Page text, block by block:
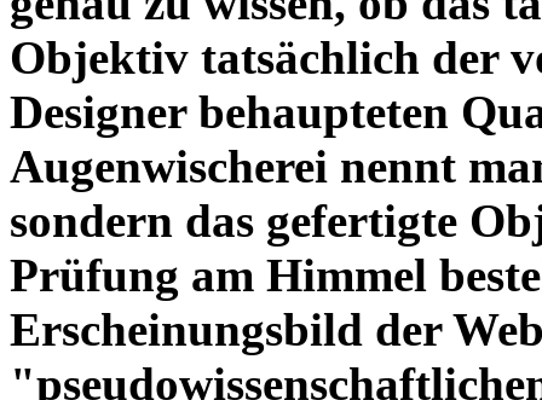
Objektiv tatsächlich der
Designer behaupteten
Augenwischerei nennt
sondern das gefertigte
Prüfung am Himmel
Erscheinungsbild der